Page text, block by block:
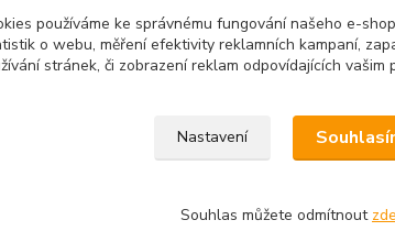
používáme ke správnému fungování našeho e-
o webu, měření efektivity reklamních kampaní,
stránek, či zobrazení reklam odpovídajících vašim
Nastavení
Souhlas můžete odmítnout zde